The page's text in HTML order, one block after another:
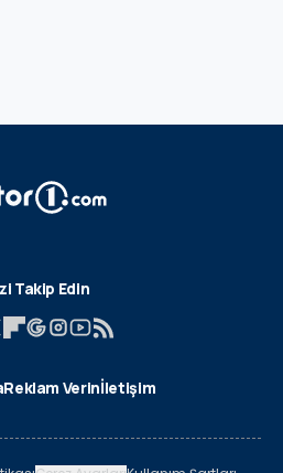
Takip Edin
Reklam Verinİletişim